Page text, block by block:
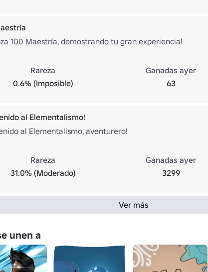
100 Maestría, demostrando tu gran experiencia!
Rareza
0.6% (Imposible)
Ganadas ayer
63
al Elementalismo!
al Elementalismo, aventurero!
Rareza
31.0% (Moderado)
Ganadas ayer
3299
Ver más
unen a